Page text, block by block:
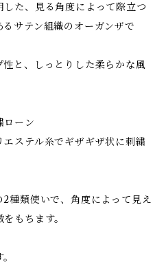
た、見る角度によって際立つ
サテン組織のオーガンザで
と、しっとりした柔らかな風
ローン
ステル糸でギザギザ状に刺繍
種類使いで、角度によって見え
もちます。